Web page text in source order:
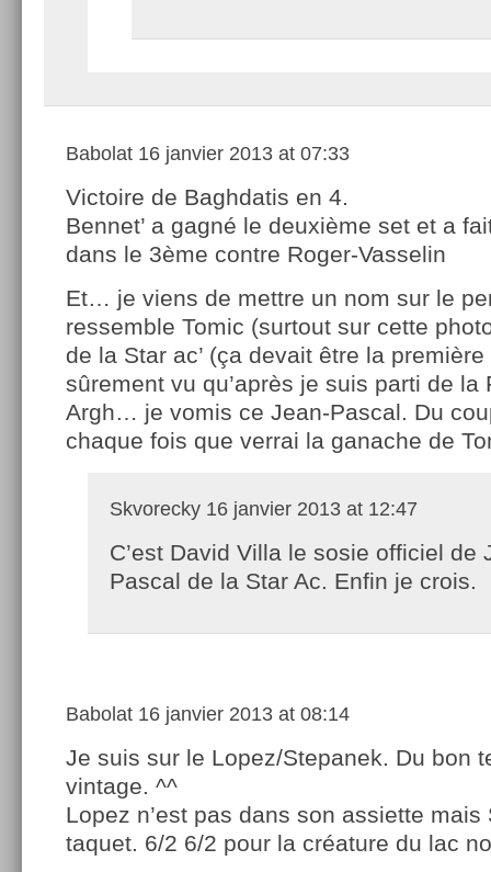
Babolat 16 janvier 2013 at 07:33
Victoire de Baghdatis en 4.
Bennet’ a gagné le deuxième set et a
dans le 3ème contre Roger-Vasselin
Et… je viens de mettre un nom sur le
ressemble Tomic (surtout sur cette
de la Star ac’ (ça devait être la
sûrement vu qu’après je suis parti de la
Argh… je vomis ce Jean-Pascal. Du
chaque fois que verrai la ganache de
Skvorecky 16 janvier 2013 at 12:47
C’est David Villa le sosie officiel de
Pascal de la Star Ac. Enfin je crois.
Babolat 16 janvier 2013 at 08:14
Je suis sur le Lopez/Stepanek. Du bon
vintage. ^^
Lopez n’est pas dans son assiette mais
taquet. 6/2 6/2 pour la créature du lac